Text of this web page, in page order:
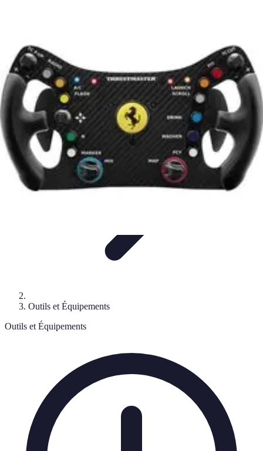
Tech Culture Mag
Outils et Équipements
Outils et Équipements